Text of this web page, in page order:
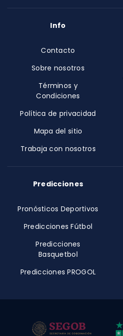
Info
Contacto
Sobre nosotros
Términos y
Condiciones
Política de privacidad
Mapa del sitio
Trabaja con nosotros
Predicciones
Pronósticos Deportivos
Predicciones Fútbol
Predicciones
Basquetbol
Predicciones PROGOL